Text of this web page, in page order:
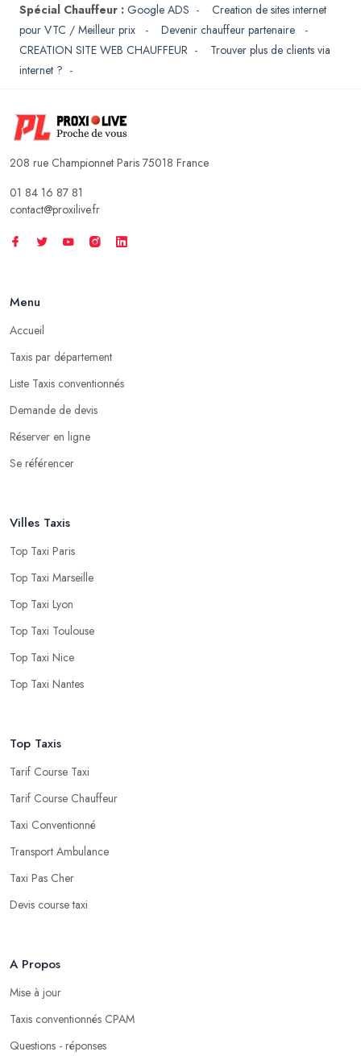
Spécial Chauffeur : Google ADS - Creation de sites internet
pour VTC / Meilleur prix
- Devenir chauffeur partenaire
-
CREATION SITE WEB CHAUFFEUR - Trouver plus de clients via
internet ? -
208 rue Championnet Paris 75018 France
01 84 16 87 81
contact@proxilive.fr
Menu
Accueil
Taxis par département
Liste Taxis conventionnés
Demande de devis
Réserver en ligne
Se référencer
Villes Taxis
Top Taxi Paris
Top Taxi Marseille
Top Taxi Lyon
Top Taxi Toulouse
Top Taxi Nice
Top Taxi Nantes
Top Taxis
Tarif Course Taxi
Tarif Course Chauffeur
Taxi Conventionné
Transport Ambulance
Taxi Pas Cher
Devis course taxi
A Propos
Mise à jour
Taxis conventionnés CPAM
Questions - réponses